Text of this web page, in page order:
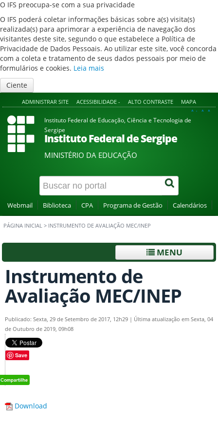
O IFS preocupa-se com a sua privacidade
O IFS poderá coletar informações básicas sobre a(s) visita(s)
realizada(s) para aprimorar a experiência de navegação dos
visitantes deste site, segundo o que estabelece a Política de
Privacidade de Dados Pessoais. Ao utilizar este site, você concorda
com a coleta e tratamento de seus dados pessoais por meio de
formulários e cookies. Leia mais
Ciente
ADMINISTRAR SITE ACESSIBILIDADE - ALTO CONTRASTE MAPA
A+ A A-
Instituto Federal de Educação, Ciência e Tecnologia de
Sergipe
Instituto Federal de Sergipe
MINISTÉRIO DA EDUCAÇÃO
Webmail Biblioteca CPA Programa de Gestão Calendários
PÁGINA INICIAL > INSTRUMENTO DE AVALIAÇÃO MEC/INEP
MENU
Instrumento de
Avaliação MEC/INEP
Publicado: Sexta, 29 de Setembro de 2017, 12h29 | Última atualização em Sexta, 04
de Outubro de 2019, 09h08
Save
Download